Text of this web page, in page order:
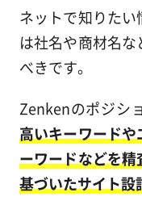
ネットで知りた
は社名や商材名
べきです。
Zenkenのポジシ
高いキーワード
ーワードなどを
基づいたサイト設